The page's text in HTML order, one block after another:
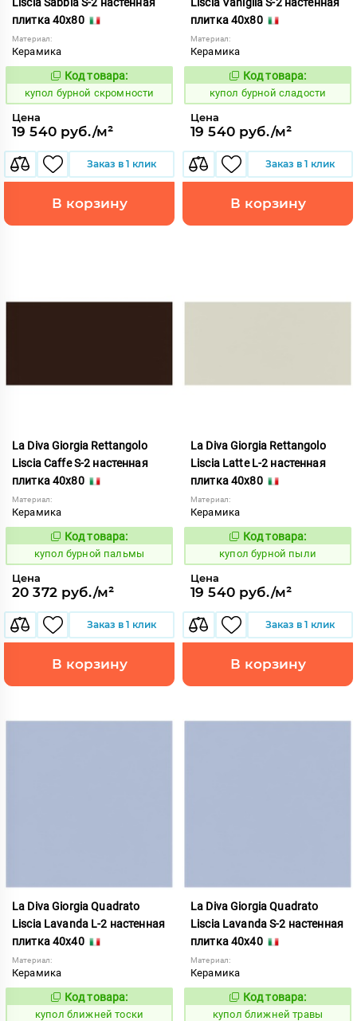
плитка 40x80
Материал:
Керамика
844718
Код товара:
купол бурной скромности
Цена
19 540 руб./м²
Заказ в 1 клик
В корзину
плитка 40x80
Материал:
Керамика
844720
Код товара:
купол бурной сладости
Цена
19 540 руб./м²
Заказ в 1 клик
В корзину
La Diva Giorgia Rettangolo
Liscia Caffe S-2 настенная
плитка 40x80
Материал:
Керамика
844692
Код товара:
купол бурной пальмы
Цена
20 372 руб./м²
Заказ в 1 клик
В корзину
La Diva Giorgia Rettangolo
Liscia Latte L-2 настенная
плитка 40x80
Материал:
Керамика
844701
Код товара:
купол бурной пыли
Цена
19 540 руб./м²
Заказ в 1 клик
В корзину
La Diva Giorgia Quadrato
Liscia Lavanda L-2 настенная
плитка 40x40
Материал:
Керамика
844481
Код товара:
купол ближней тоски
La Diva Giorgia Quadrato
Liscia Lavanda S-2 настенная
плитка 40x40
Материал:
Керамика
844482
Код товара:
купол ближней травы